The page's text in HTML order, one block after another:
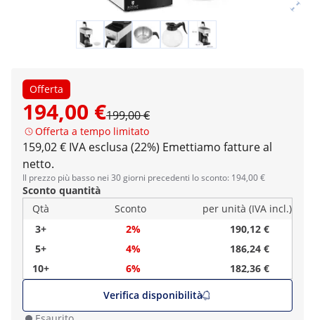
Offerta
194,00 €199,00 €
Offerta a tempo limitato
159,02 € IVA esclusa (22%) Emettiamo fatture al
netto.
Il prezzo più basso nei 30 giorni precedenti lo sconto: 194,00 €
Sconto quantità
Qtà
Sconto
per unità (IVA incl.)
3+
2%
190,12 €
5+
4%
186,24 €
10+
6%
182,36 €
Verifica disponibilità